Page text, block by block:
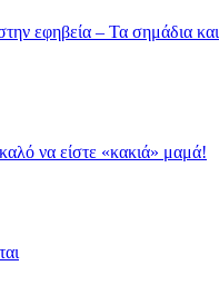
εφηβεία – Τα σημάδια και
να είστε «κακιά» μαμά!